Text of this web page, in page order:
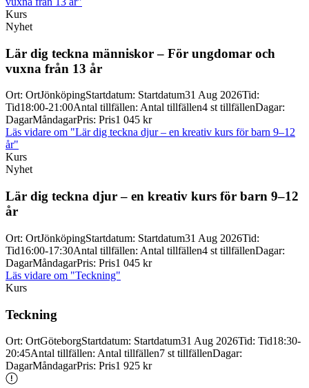
Kurs
Nyhet
Lär dig teckna människor – För ungdomar och
vuxna från 13 år
Ort: OrtJönköpingStartdatum: Startdatum31 Aug 2026Tid:
Tid18:00-21:00Antal tillfällen: Antal tillfällen4 st tillfällenDagar:
DagarMåndagarPris: Pris1 045 kr
Läs vidare om "Lär dig teckna djur – en kreativ kurs för barn 9–12
år"
Kurs
Nyhet
Lär dig teckna djur – en kreativ kurs för barn 9–12
år
Ort: OrtJönköpingStartdatum: Startdatum31 Aug 2026Tid:
Tid16:00-17:30Antal tillfällen: Antal tillfällen4 st tillfällenDagar:
DagarMåndagarPris: Pris1 045 kr
Läs vidare om "Teckning"
Kurs
Teckning
Ort: OrtGöteborgStartdatum: Startdatum31 Aug 2026Tid: Tid18:30-
20:45Antal tillfällen: Antal tillfällen7 st tillfällenDagar:
DagarMåndagarPris: Pris1 925 kr